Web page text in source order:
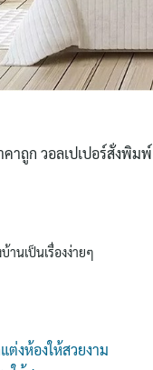
าถูก วอลเปเปอร์สั่งพิ
านเป็นเรื่องง่ายๆ
งห้องให้สวยงาม